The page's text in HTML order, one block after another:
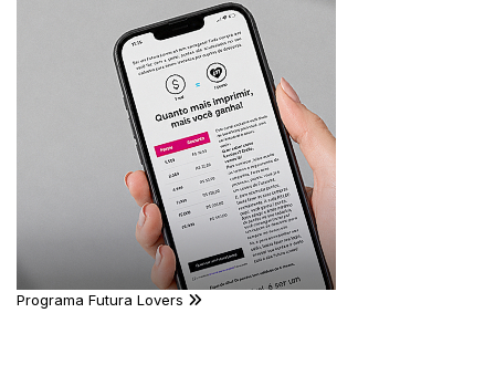
Programa Futura Lovers